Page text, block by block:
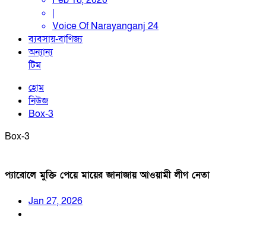
|
Voice Of Narayanganj 24
ব্যবসায়-বাণিজ্য
অন্যান্য
টিম
হোম
নিউজ
Box-3
Box-3
প্যারোলে মুক্তি পেয়ে মায়ের জানাজায় আওয়ামী লীগ নেতা
Jan 27, 2026